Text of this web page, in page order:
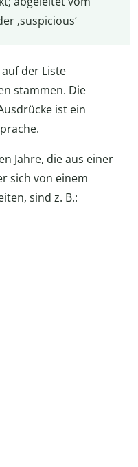
‚suspicious‘
der Liste
stammen. Die
ist ein
Jahre, die aus einer
sich von einem
sind z. B.: